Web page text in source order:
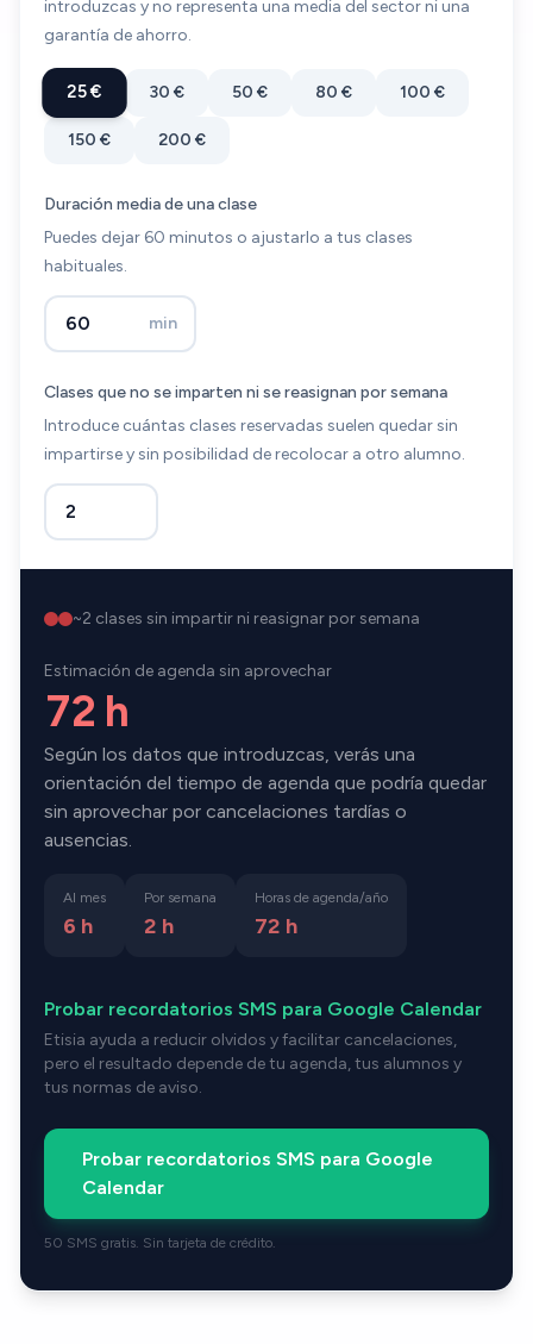
introduzcas y no representa una media del sector ni una
garantía de ahorro.
25 € 30 € 50 € 80 € 100 €
150 € 200 €
Duración media de una clase
Puedes dejar 60 minutos o ajustarlo a tus clases
habituales.
min
Clases que no se imparten ni se reasignan por semana
Introduce cuántas clases reservadas suelen quedar sin
impartirse y sin posibilidad de recolocar a otro alumno.
~2 clases sin impartir ni reasignar por semana
Estimación de agenda sin aprovechar
72 h
Según los datos que introduzcas, verás una
orientación del tiempo de agenda que podría quedar
sin aprovechar por cancelaciones tardías o
ausencias.
Al mes
6 h
Por semana
2 h
Horas de agenda/año
72 h
Probar recordatorios SMS para Google Calendar
Etisia ayuda a reducir olvidos y facilitar cancelaciones,
pero el resultado depende de tu agenda, tus alumnos y
tus normas de aviso.
Probar recordatorios SMS para Google
Calendar
50 SMS gratis. Sin tarjeta de crédito.